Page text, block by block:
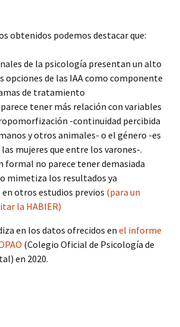
obtenidos podemos destacar que:
de la psicología presentan un alto
opciones de las IAA como componente
de tratamiento
tener más relación con variables
-continuidad percibida
y otros animales- o el género -es
mujeres que entre los varones-.
formal no parece tener demasiada
mimetiza los resultados ya
otros estudios previos (para un
la HABIER)
en los datos ofrecidos en el informe
(Colegio Oficial de Psicología de
en 2020.